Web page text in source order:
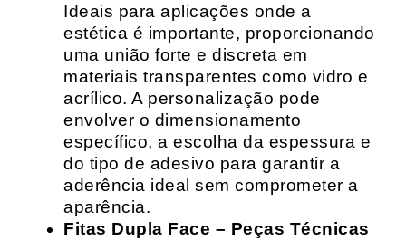
Ideais para aplicações onde a
estética é importante, proporcionando
uma união forte e discreta em
materiais transparentes como vidro e
acrílico. A personalização pode
envolver o dimensionamento
específico, a escolha da espessura e
do tipo de adesivo para garantir a
aderência ideal sem comprometer a
aparência.
Fitas Dupla Face – Peças Técnicas